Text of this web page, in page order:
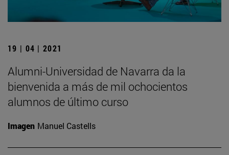
19 | 04 | 2021
Alumni-Universidad de Navarra da la
bienvenida a más de mil ochocientos
alumnos de último curso
Imagen Manuel Castells